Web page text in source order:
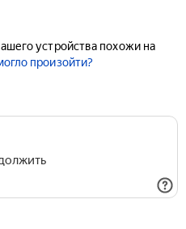
устройства похожи на
произойти?